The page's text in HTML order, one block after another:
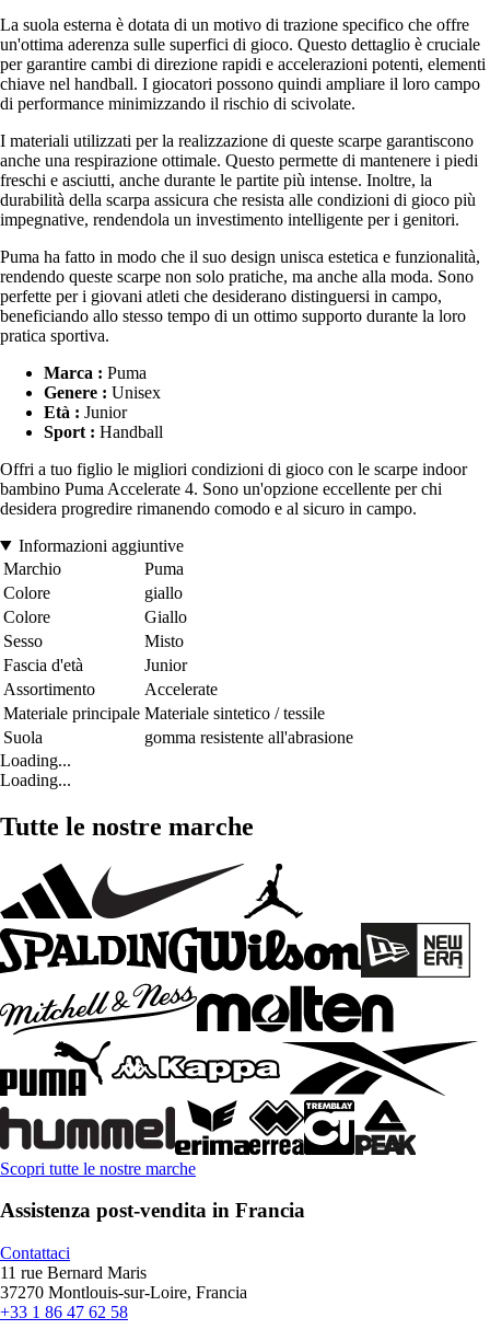
La suola esterna è dotata di un motivo di trazione specifico che offre
un'ottima aderenza sulle superfici di gioco. Questo dettaglio è cruciale
per garantire cambi di direzione rapidi e accelerazioni potenti, elementi
chiave nel handball. I giocatori possono quindi ampliare il loro campo
di performance minimizzando il rischio di scivolate.
I materiali utilizzati per la realizzazione di queste scarpe garantiscono
anche una respirazione ottimale. Questo permette di mantenere i piedi
freschi e asciutti, anche durante le partite più intense. Inoltre, la
durabilità della scarpa assicura che resista alle condizioni di gioco più
impegnative, rendendola un investimento intelligente per i genitori.
Puma ha fatto in modo che il suo design unisca estetica e funzionalità,
rendendo queste scarpe non solo pratiche, ma anche alla moda. Sono
perfette per i giovani atleti che desiderano distinguersi in campo,
beneficiando allo stesso tempo di un ottimo supporto durante la loro
pratica sportiva.
Marca : Puma
Genere : Unisex
Età : Junior
Sport : Handball
Offri a tuo figlio le migliori condizioni di gioco con le scarpe indoor
bambino Puma Accelerate 4. Sono un'opzione eccellente per chi
desidera progredire rimanendo comodo e al sicuro in campo.
Informazioni aggiuntive
Marchio
Puma
Colore
giallo
Colore
Giallo
Sesso
Misto
Fascia d'età
Junior
Assortimento
Accelerate
Materiale principale Materiale sintetico / tessile
Suola
gomma resistente all'abrasione
Loading...
Loading...
Tutte le nostre marche
Scopri tutte le nostre marche
Assistenza post-vendita in Francia
Contattaci
11 rue Bernard Maris
37270 Montlouis-sur-Loire, Francia
+33 1 86 47 62 58